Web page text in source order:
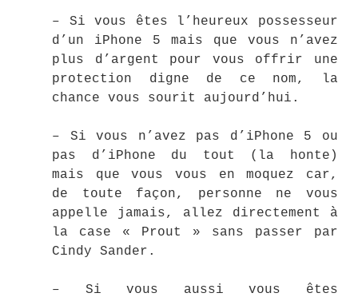
– Si vous êtes l’heureux possesseur
d’un iPhone 5 mais que vous n’avez
plus d’argent pour vous offrir une
protection digne de ce nom, la
chance vous sourit aujourd’hui.
– Si vous n’avez pas d’iPhone 5 ou
pas d’iPhone du tout (la honte)
mais que vous vous en moquez car,
de toute façon, personne ne vous
appelle jamais, allez directement à
la case « Prout » sans passer par
Cindy Sander.
– Si vous aussi vous êtes